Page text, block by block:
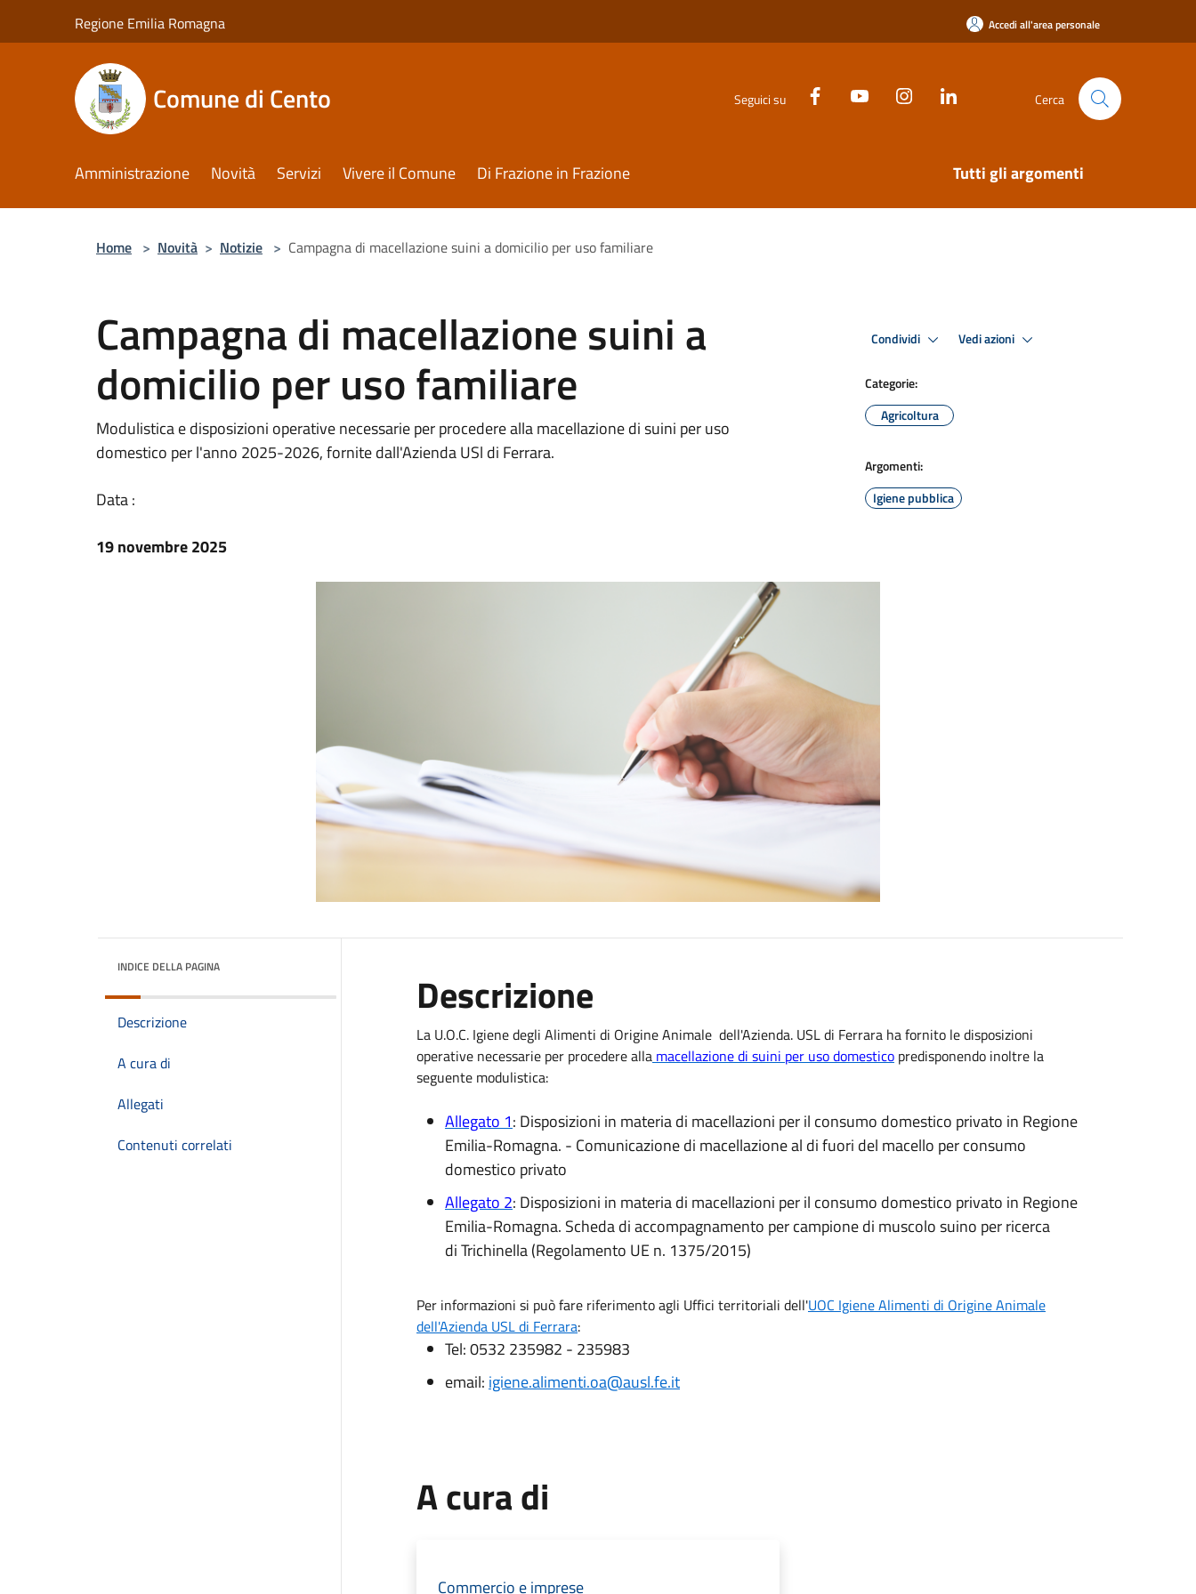
Regione Emilia Romagna Accedi all'area personale
Comune di Cento Seguici su Cerca
Amministrazione Novità Servizi Vivere il Comune Di Frazione in Frazione Tutti gli argomenti
Home > Novità > Notizie > Campagna di macellazione suini a domicilio per uso familiare
Campagna di macellazione suini a
domicilio per uso familiare
Modulistica e disposizioni operative necessarie per procedere alla macellazione di suini per uso
domestico per l'anno 2025-2026, fornite dall'Azienda USl di Ferrara.
Data :
19 novembre 2025
Condividi Vedi azioni
Categorie:
Agricoltura
Argomenti:
Igiene pubblica
INDICE DELLA PAGINA
Descrizione
A cura di
Allegati
Contenuti correlati
Descrizione
La U.O.C. Igiene degli Alimenti di Origine Animale dell'Azienda. USL di Ferrara ha fornito le disposizioni
operative necessarie per procedere alla macellazione di suini per uso domesticopredisponendo inoltre la
seguente modulistica:
Allegato 1: Disposizioni in materia di macellazioni per il consumo domestico privato in Regione
Emilia-Romagna. - Comunicazione di macellazione al di fuori del macello per consumo
domestico privato
Allegato 2: Disposizioni in materia di macellazioni per il consumo domestico privato in Regione
Emilia-Romagna. Scheda di accompagnamento per campione di muscolo suino per ricerca
di Trichinella (Regolamento UE n. 1375/2015)
Per informazioni si può fare riferimento agli Uffici territoriali dell'UOC Igiene Alimenti di Origine Animale
dell'Azienda USL di Ferrara:
Tel: 0532 235982 - 235983
email: igiene.alimenti.oa@ausl.fe.it
A cura di
Commercio e imprese